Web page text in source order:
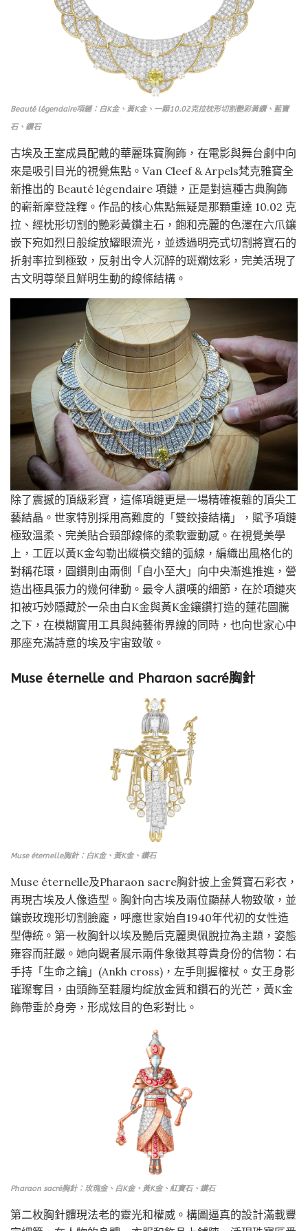
Beauté légendaire項鏈：白K金、黃K金、一顆10.02克拉枕形切割艷彩黃鑽、藍寶
石、鑽石
古埃及王室成員配戴的華麗珠寶胸飾，在電影與舞台劇中向
來是吸引目光的視覺焦點。Van Cleef & Arpels梵克雅寶全
新推出的 Beauté légendaire 項鏈，正是對這種古典胸飾
的嶄新摩登詮釋。作品的核心焦點無疑是那顆重達 10.02 克
拉、經枕形切割的艷彩黃鑽主石，飽和亮麗的色澤在六爪鑲
嵌下宛如烈日般綻放耀眼流光，並透過明亮式切割將寶石的
折射率拉到極致，反射出令人沉醉的斑斕炫彩，完美活現了
古文明尊榮且鮮明生動的線條結構。
除了震撼的頂級彩寶，這條項鏈更是一場精確複雜的頂尖工
藝結晶。世家特別採用高難度的「雙鉸接結構」，賦予項鏈
極致溫柔、完美貼合頸部線條的柔軟靈動感。在視覺美學
上，工匠以黃K金勾勒出縱橫交錯的弧線，編織出風格化的
對稱花環，圓鑽則由兩側「自小至大」向中央漸進推進，營
造出極具張力的幾何律動。最令人讚嘆的細節，在於項鏈夾
扣被巧妙隱藏於一朵由白K金與黃K金鑲鑽打造的蓮花圖騰
之下，在模糊實用工具與純藝術界線的同時，也向世家心中
那座充滿詩意的埃及宇宙致敬。
Muse éternelle and Pharaon sacré胸針
Muse éternelle胸針：白K金、黃K金、鑽石
Muse éternelle及Pharaon sacre胸針披上金質寶石彩衣，
再現古埃及人像造型。胸針向古埃及兩位顯赫人物致敬，並
鑲嵌玫瑰形切割臉龐，呼應世家始自1940年代初的女性造
型傳統。第一枚胸針以埃及艷后克麗奧佩脫拉為主題，姿態
雍容而莊嚴。她向觀者展示兩件象徵其尊貴身份的信物：右
手持「生命之鑰」(Ankh cross)，左手則握權杖。女王身影
璀璨奪目，由頭飾至鞋履均綻放金質和鑽石的光芒，黃K金
飾帶垂於身旁，形成炫目的色彩對比。
Pharaon sacré胸針：玫瑰金、白K金、黃K金、紅寶石、鑽石
第二枚胸針體現法老的靈光和權威。構圖逼真的設計滿載豐